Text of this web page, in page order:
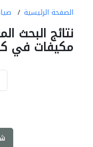
الصفحة الرئيسية
نتائج البحث
مكيفات في